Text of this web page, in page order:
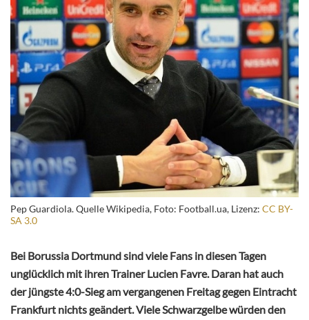
Pep Guardiola. Quelle Wikipedia, Foto: Football.ua, Lizenz: CC BY-
SA 3.0
Bei Borussia Dortmund sind viele Fans in diesen Tagen
unglücklich mit ihren Trainer Lucien Favre. Daran hat auch
der jüngste 4:0-Sieg am vergangenen Freitag gegen Eintracht
Frankfurt nichts geändert. Viele Schwarzgelbe würden den